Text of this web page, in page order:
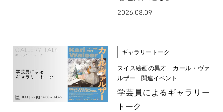
2026.08.09
ギャラリートーク
スイス絵画の異才 カール・ヴァ
ルザー 関連イベント
学芸員によるギャラリー
トーク